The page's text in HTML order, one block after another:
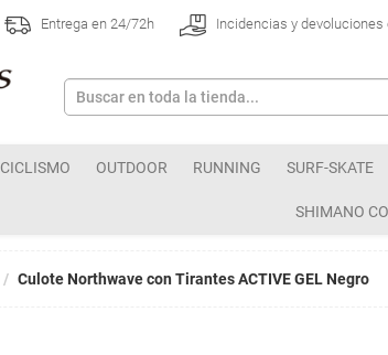
Entrega en 24/72h Incidencias y devoluciones
CICLISMO OUTDOOR RUNNING SURF-SKATE
SHIMANO
Culote Northwave con Tirantes ACTIVE GEL Negro